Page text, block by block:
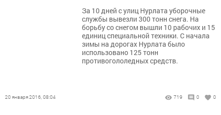
За 10 дней с улиц Нурлата уборочные
службы вывезли 300 тонн снега. На
борьбу со снегом вышли 10 рабочих и 15
единиц специальной техники. С начала
зимы на дорогах Нурлата было
использовано 125 тонн
противогололедных средств.
20 января 2016, 08:04 719 0 0